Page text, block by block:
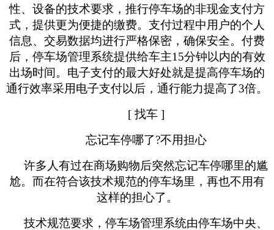
性、设备的技术要求，推行停车场的非现金支付方
式，提供更为便捷的缴费。支付过程中用户的个人
信息、交易数据均进行严格保密，确保安全。付费
后，停车场管理系统提供给车主15分钟以内的有效
出场时间。电子支付的最大好处就是提高停车场的
通行效率采用电子支付以后，通行能力提高了3倍。
[ 找车 ]
忘记车停哪了?不用担心
许多人有过在商场购物后突然忘记车停哪里的尴
尬。而在符合该技术规范的停车场里，再也不用有
这样的担心了。
技术规范要求，停车场管理系统由停车场中央、